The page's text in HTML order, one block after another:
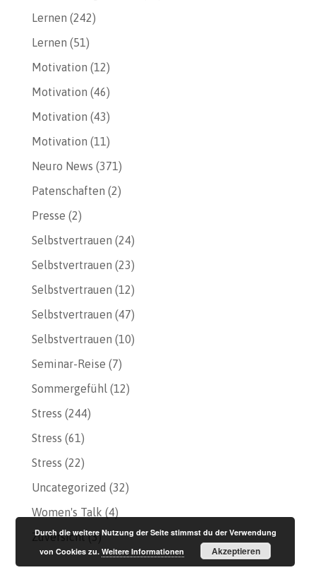
Lernen (242)
Lernen (51)
Motivation (12)
Motivation (46)
Motivation (43)
Motivation (11)
Neuro News (371)
Patenschaften (2)
Presse (2)
Selbstvertrauen (24)
Selbstvertrauen (23)
Selbstvertrauen (12)
Selbstvertrauen (47)
Selbstvertrauen (10)
Seminar-Reise (7)
Sommergefühl(12)
Stress (244)
Stress (61)
Stress (22)
Uncategorized (32)
Women's Talk (4)
Zuversicht(3)
Durch die weitere Nutzung der Seite stimmst du der Verwendung
von Cookies zu.Weitere Informationen Akzeptieren